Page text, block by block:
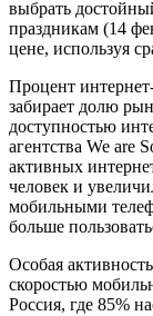
выбрать
праздникам (14
цене, используя
Процент
забирает долю
доступностью
агентства We are
активных
человек и
мобильными
больше
Особая
скоростью
Россия, где 85%